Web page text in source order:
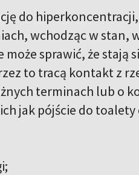
do
wchodząc w stan,
sprawić, że stają
to tracą kontakt z
terminach lub o
jak pójście do toalety